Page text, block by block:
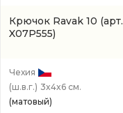
Крючок Ravak 10 (арт.
X07P555)
Чехия
(ш.в.г.) 3x4x6 см.
(матовый)